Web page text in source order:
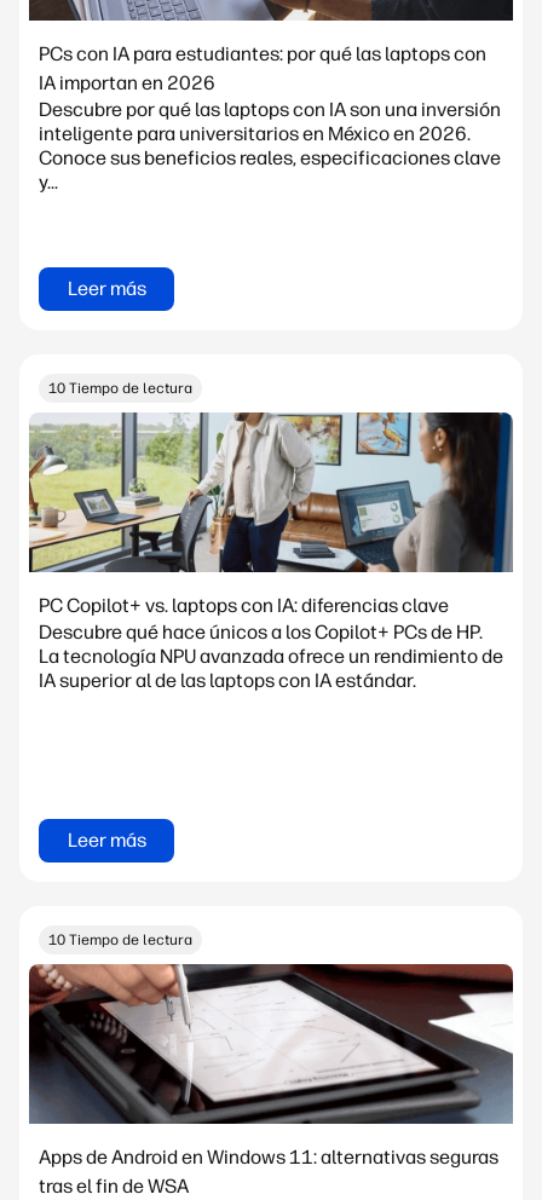
PCs con IA para estudiantes: por qué las laptops con
IA importan en 2026
Descubre por qué las laptops con IA son una inversión
inteligente para universitarios en México en 2026.
Conoce sus beneficios reales, especificaciones clave
y...
Leer más
10 Tiempo de lectura
PC Copilot+ vs. laptops con IA: diferencias clave
Descubre qué hace únicos a los Copilot+ PCs de HP.
La tecnología NPU avanzada ofrece un rendimiento de
IA superior al de las laptops con IA estándar.
Leer más
10 Tiempo de lectura
Apps de Android en Windows 11: alternativas seguras
tras el fin de WSA